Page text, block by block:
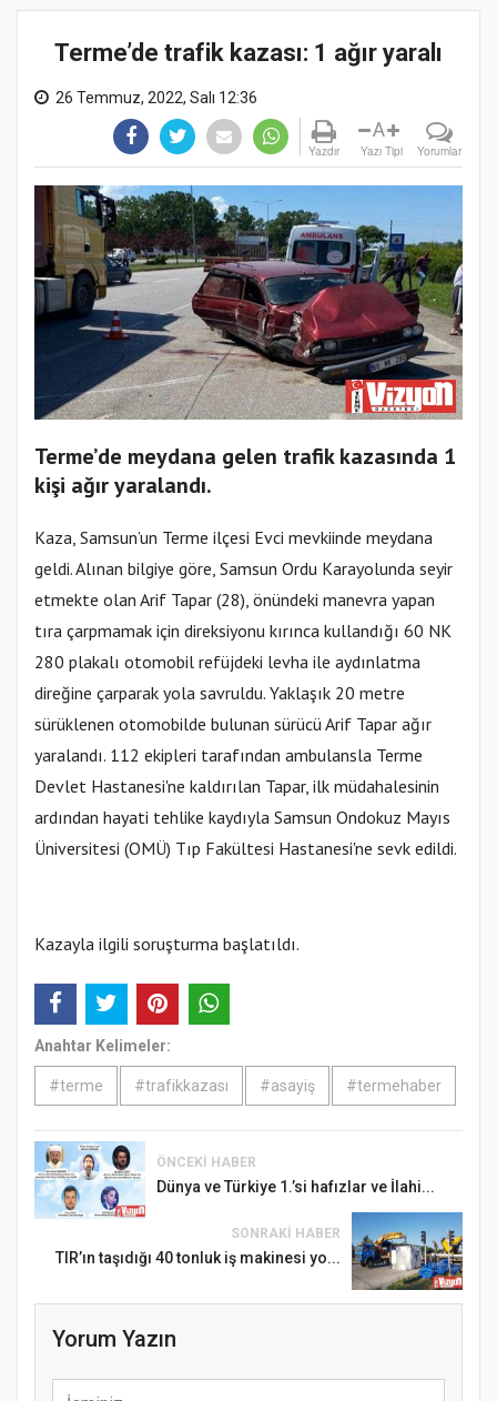
Terme’de trafik kazası: 1 ağır yaralı
26 Temmuz, 2022, Salı 12:36
Yazdır
A
Yazı Tipi Yorumlar
Terme’de meydana gelen trafik kazasında 1
kişi ağır yaralandı.
Kaza, Samsun’un Terme ilçesi Evci mevkiinde meydana
geldi. Alınan bilgiye göre, Samsun Ordu Karayolunda seyir
etmekte olan Arif Tapar (28), önündeki manevra yapan
tıra çarpmamak için direksiyonu kırınca kullandığı 60 NK
280 plakalı otomobil refüjdeki levha ile aydınlatma
direğine çarparak yola savruldu. Yaklaşık 20 metre
sürüklenen otomobilde bulunan sürücü Arif Tapar ağır
yaralandı. 112 ekipleri tarafından ambulansla Terme
Devlet Hastanesi'ne kaldırılan Tapar, ilk müdahalesinin
ardından hayati tehlike kaydıyla Samsun Ondokuz Mayıs
Üniversitesi (OMÜ) Tıp Fakültesi Hastanesi'ne sevk edildi.
Kazayla ilgili soruşturma başlatıldı.
Anahtar Kelimeler:
#terme #trafikkazası #asayiş #termehaber
ÖNCEKI HABER
Dünya ve Türkiye 1.’si hafızlar ve İlahi...
SONRAKI HABER
TIR’ın taşıdığı 40 tonluk iş makinesi yo...
Yorum Yazın